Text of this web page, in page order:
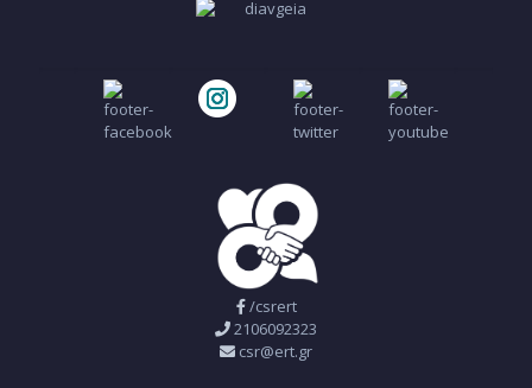
/csrert
2106092323
csr@ert.gr